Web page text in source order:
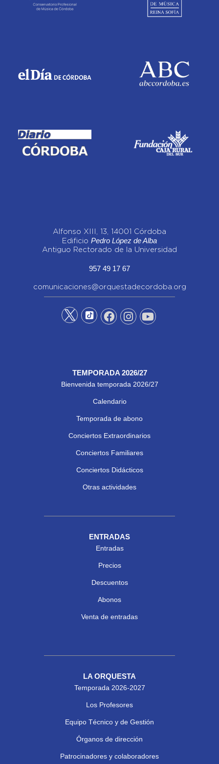
Alfonso XIII, 13, 14001 Córdoba
Edificio Pedro López de Alba
Antiguo Rectorado de la Universidad
957 49 17 67
comunicaciones@orquestadecordoba.org
TEMPORADA 2026/27
Bienvenida temporada 2026/27
Calendario
Temporada de abono
Conciertos Extraordinarios
Conciertos Familiares
Conciertos Didácticos
Otras actividades
ENTRADAS
Entradas
Precios
Descuentos
Abonos
Venta de entradas
LA ORQUESTA
Temporada 2026-2027
Los Profesores
Equipo Técnico y de Gestión
Órganos de dirección
Patrocinadores y colaboradores